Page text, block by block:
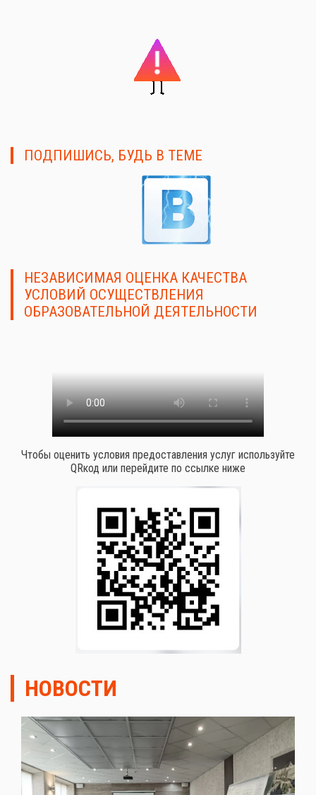
ПОДПИШИСЬ, БУДЬ В ТЕМЕ
НЕЗАВИСИМАЯ ОЦЕНКА КАЧЕСТВА
УСЛОВИЙ ОСУЩЕСТВЛЕНИЯ
ОБРАЗОВАТЕЛЬНОЙ ДЕЯТЕЛЬНОСТИ
Чтобы оценить условия предоставления услуг используйте
QRкод или перейдите по ссылке ниже
НОВОСТИ